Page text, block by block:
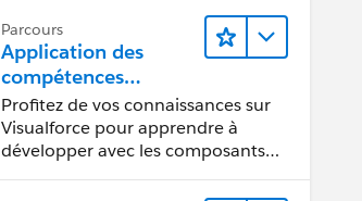
Parcours
Application des
compétences
Visualforce aux
composants
Lightning
Profitez de vos connaissances sur
Visualforce pour apprendre à
développer avec les composants